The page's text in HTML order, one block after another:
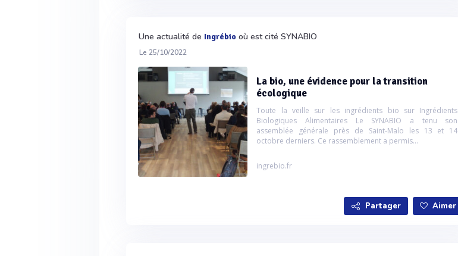
Une actualité de Ingrébio où est cité SYNABIO
Le 25/10/2022
La bio, une évidence pour la transition
écologique
Toute la veille sur les ingrédients bio sur Ingrédients
Biologiques Alimentaires Le SYNABIO a tenu son
assemblée générale près de Saint-Malo les 13 et 14
octobre derniers. Ce rassemblement a permis...
ingrebio.fr
Partager Aimer